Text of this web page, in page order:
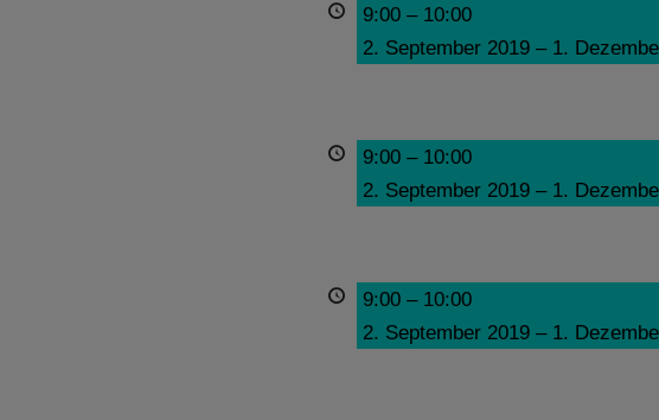
9:00 – 10:00
2. September 2019 – 1.
9:00 – 10:00
2. September 2019 – 1.
9:00 – 10:00
2. September 2019 – 1.